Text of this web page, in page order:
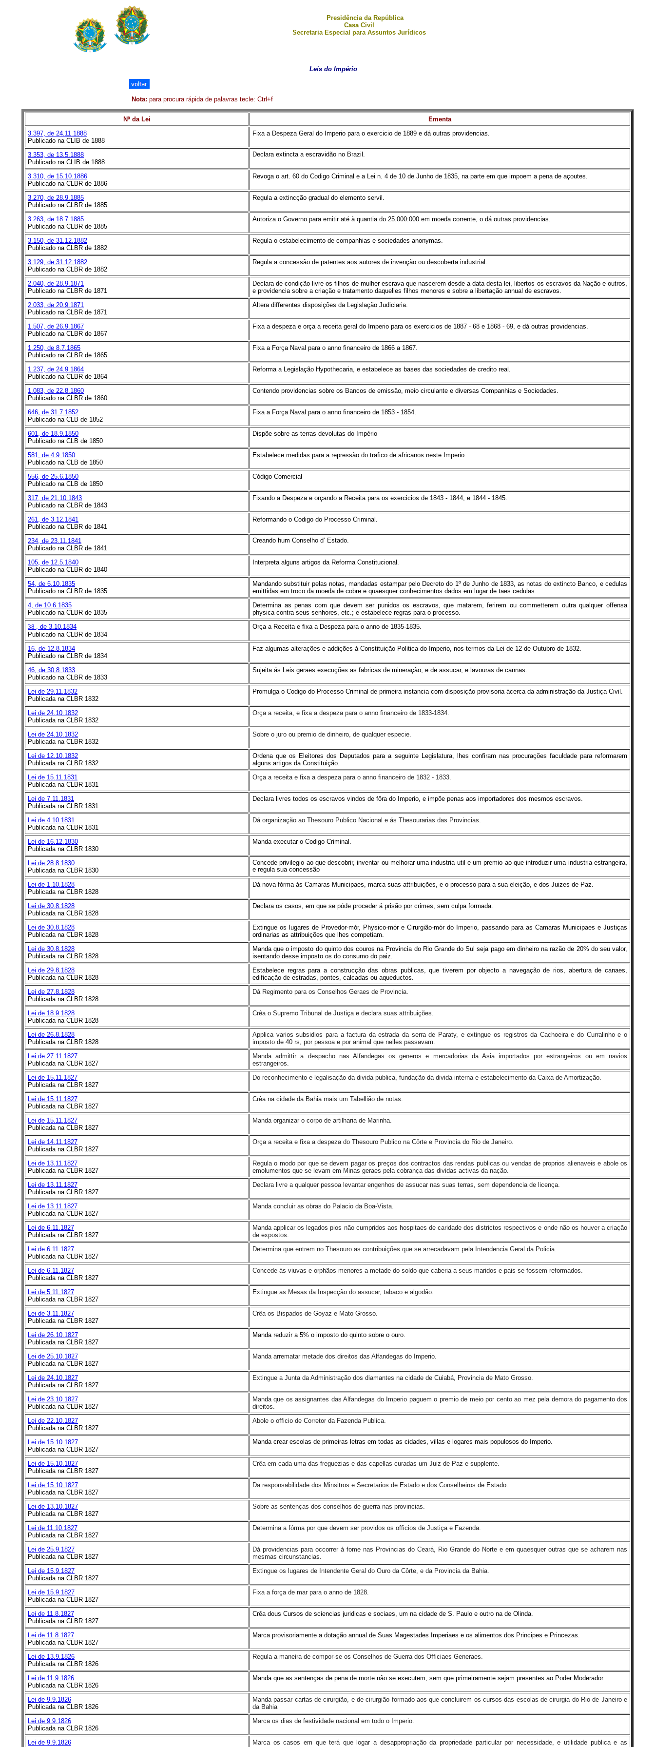
Presidência da República
Casa Civil
Secretaria Especial para Assuntos Jurídicos
Leis do Império
Nota: para procura rápida de palavras tecle: Ctrl+f
Nº da Lei
Ementa
3.397, de 24.11.1888
Publicado na CLIB de 1888
Fixa a Despeza Geral do Imperio para o exercicio de 1889 e dá outras providencias.
3.353, de 13.5.1888
Publicado na CLIB de 1888
Declara extincta a escravidão no Brazil.
3.310, de 15.10.1886
Publicado na CLBR de 1886
Revoga o art. 60 do Codigo Criminal e a Lei n. 4 de 10 de Junho de 1835, na parte em que impoem a pena de açoutes.
3.270, de 28.9.1885
Publicado na CLBR de 1885
Regula a extincção gradual do elemento servil.
3.263, de 18.7.1885
Publicado na CLBR de 1885
Autoriza o Governo para emitir até à quantia do 25.000:000 em moeda corrente, o dá outras providencias.
3.150, de 31.12.1882
Publicado na CLBR de 1882
Regula o estabelecimento de companhias e sociedades anonymas.
3.129, de 31.12.1882
Publicado na CLBR de 1882
Regula a concessão de patentes aos autores de invenção ou descoberta industrial.
2.040, de 28.9.1871
Publicado na CLBR de 1871
Declara de condição livre os filhos de mulher escrava que nascerem desde a data desta lei, libertos os escravos da Nação e outros,
e providencia sobre a criação e tratamento daquelles filhos menores e sobre a libertação annual de escravos.
2.033, de 20.9.1871
Publicado na CLBR de 1871
Altera differentes disposições da Legislação Judiciaria.
1.507, de 26.9.1867
Publicado na CLBR de 1867
Fixa a despeza e orça a receita geral do Imperio para os exercicios de 1887 - 68 e 1868 - 69, e dá outras providencias.
1.250, de 8.7.1865
Publicado na CLBR de 1865
Fixa a Força Naval para o anno financeiro de 1866 a 1867.
1.237, de 24.9.1864
Publicado na CLBR de 1864
Reforma a Legislação Hypothecaria, e estabelece as bases das sociedades de credito real.
1.083, de 22.8.1860
Publicado na CLBR de 1860
Contendo providencias sobre os Bancos de emissão, meio circulante e diversas Companhias e Sociedades.
646, de 31.7.1852
Publicado na CLB de 1852
Fixa a Força Naval para o anno financeiro de 1853 - 1854.
601, de 18.9.1850
Publicado na CLB de 1850
Dispõe sobre as terras devolutas do Império
581, de 4.9.1850
Publicado na CLB de 1850
Estabelece medidas para a repressão do trafico de africanos neste Imperio.
556, de 25.6.1850
Publicado na CLB de 1850
Código Comercial
317, de 21.10.1843
Publicado na CLBR de 1843
Fixando a Despeza e orçando a Receita para os exercicios de 1843 - 1844, e 1844 - 1845.
261, de 3.12.1841
Publicado na CLBR de 1841
Reformando o Codigo do Processo Criminal.
234, de 23.11.1841
Publicado na CLBR de 1841
Creando hum Conselho d’ Estado.
105, de 12.5.1840
Publicado na CLBR de 1840
Interpreta alguns artigos da Reforma Constitucional.
54, de 6.10.1835
Publicado na CLBR de 1835
Mandando substituir pelas notas, mandadas estampar pelo Decreto do 1º de Junho de 1833, as notas do extincto Banco, e cedulas
emittidas em troco da moeda de cobre e quaesquer conhecimentos dados em lugar de taes cedulas.
4, de 10.6.1835
Publicado na CLBR de 1835
Determina as penas com que devem ser punidos os escravos, que matarem, ferirem ou commetterem outra qualquer offensa
physica contra seus senhores, etc.; e estabelece regras para o processo.
38
, de 3.10.1834
Publicado na CLBR de 1834
Orça a Receita e fixa a Despeza para o anno de 1835-1835.
16, de 12.8.1834
Publicado na CLBR de 1834
Faz algumas alterações e addições á Constituição Politica do Imperio, nos termos da Lei de 12 de Outubro de 1832.
46, de 30.8.1833
Publicado na CLBR de 1833
Sujeita ás Leis geraes execuções as fabricas de mineração, e de assucar, e lavouras de cannas.
Lei de 29.11.1832
Publicada na CLBR 1832
Promulga o Codigo do Processo Criminal de primeira instancia com disposição provisoria ácerca da administração da Justiça Civil.
Lei de 24.10.1832
Publicada na CLBR 1832
Orça a receita, e fixa a despeza para o anno financeiro de 1833-1834.
Lei de 24.10.1832
Publicada na CLBR 1832
Sobre o juro ou premio de dinheiro, de qualquer especie.
Lei de 12.10.1832
Publicada na CLBR 1832
Ordena que os Eleitores dos Deputados para a seguinte Legislatura, lhes confiram nas procurações faculdade para reformarem
alguns artigos da Constituição.
Lei de 15.11.1831
Publicada na CLBR 1831
Orça a receita e fixa a despeza para o anno financeiro de 1832 - 1833.
Lei de 7.11.1831
Publicada na CLBR 1831
Declara livres todos os escravos vindos de fôra do Imperio, e impõe penas aos importadores dos mesmos escravos.
Lei de 4.10.1831
Publicada na CLBR 1831
Dá organização ao Thesouro Publico Nacional e ás Thesourarias das Provincias.
Lei de 16.12.1830
Publicada na CLBR 1830
Manda executar o Codigo Criminal.
Lei de 28.8.1830
Publicada na CLBR 1830
Concede privilegio ao que descobrir, inventar ou melhorar uma industria util e um premio ao que introduzir uma industria estrangeira,
e regula sua concessão
Lei de 1.10.1828
Publicada na CLBR 1828
Dá nova fórma ás Camaras Municipaes, marca suas attribuições, e o processo para a sua eleição, e dos Juizes de Paz.
Lei de 30.8.1828
Publicada na CLBR 1828
Declara os casos, em que se póde proceder á prisão por crimes, sem culpa formada.
Lei de 30.8.1828
Publicada na CLBR 1828
Extingue os lugares de Provedor-mór, Physico-mór e Cirurgião-mór do Imperio, passando para as Camaras Municipaes e Justiças
ordinarias as attribuições que lhes competiam.
Lei de 30.8.1828
Publicada na CLBR 1828
Manda que o imposto do quinto dos couros na Provincia do Rio Grande do Sul seja pago em dinheiro na razão de 20% do seu valor,
isentando desse imposto os do consumo do paiz.
Lei de 29.8.1828
Publicada na CLBR 1828
Estabelece regras para a construcção das obras publicas, que tiverem por objecto a navegação de rios, abertura de canaes,
edificação de estradas, pontes, calcadas ou aqueductos.
Lei de 27.8.1828
Publicada na CLBR 1828
Dá Regimento para os Conselhos Geraes de Provincia.
Lei de 18.9.1828
Publicada na CLBR 1828
Crêa o Supremo Tribunal de Justiça e declara suas attribuições.
Lei de 26.8.1828
Publicada na CLBR 1828
Applica varios subsidios para a factura da estrada da serra de Paraty, e extingue os registros da Cachoeira e do Curralinho e o
imposto de 40 rs, por pessoa e por animal que nelles passavam.
Lei de 27.11.1827
Publicada na CLBR 1827
Manda admittir a despacho nas Alfandegas os generos e mercadorias da Asia importados por estrangeiros ou em navios
estrangeiros.
Lei de 15.11.1827
Publicada na CLBR 1827
Do reconhecimento e legalisação da divida publica, fundação da divida interna e estabelecimento da Caixa de Amortização.
Lei de 15.11.1827
Publicada na CLBR 1827
Crêa na cidade da Bahia mais um Tabellião de notas.
Lei de 15.11.1827
Publicada na CLBR 1827
Manda organizar o corpo de artilharia de Marinha.
Lei de 14.11.1827
Publicada na CLBR 1827
Orça a receita e fixa a despeza do Thesouro Publico na Côrte e Provincia do Rio de Janeiro.
Lei de 13.11.1827
Publicada na CLBR 1827
Regula o modo por que se devem pagar os preços dos contractos das rendas publicas ou vendas de proprios alienaveis e abole os
emolumentos que se levam em Minas geraes pela cobrança das dividas activas da nação.
Lei de 13.11.1827
Publicada na CLBR 1827
Declara livre a qualquer pessoa levantar engenhos de assucar nas suas terras, sem dependencia de licença.
Lei de 13.11.1827
Publicada na CLBR 1827
Manda concluir as obras do Palacio da Boa-Vista.
Lei de 6.11.1827
Publicada na CLBR 1827
Manda applicar os legados pios não cumpridos aos hospitaes de caridade dos districtos respectivos e onde não os houver a criação
de expostos.
Lei de 6.11.1827
Publicada na CLBR 1827
Determina que entrem no Thesouro as contribuições que se arrecadavam pela Intendencia Geral da Policia.
Lei de 6.11.1827
Publicada na CLBR 1827
Concede ás viuvas e orphãos menores a metade do soldo que caberia a seus maridos e pais se fossem reformados.
Lei de 5.11.1827
Publicada na CLBR 1827
Extingue as Mesas da Inspecção do assucar, tabaco e algodão.
Lei de 3.11.1827
Publicada na CLBR 1827
Crêa os Bispados de Goyaz e Mato Grosso.
Lei de 26.10.1827
Publicada na CLBR 1827
Manda reduzir a 5% o imposto do quinto sobre o ouro.
Lei de 25.10.1827
Publicada na CLBR 1827
Manda arrematar metade dos direitos das Alfandegas do Imperio.
Lei de 24.10.1827
Publicada na CLBR 1827
Extingue a Junta da Administração dos diamantes na cidade de Cuiabá, Provincia de Mato Grosso.
Lei de 23.10.1827
Publicada na CLBR 1827
Manda que os assignantes das Alfandegas do Imperio paguem o premio de meio por cento ao mez pela demora do pagamento dos
direitos.
Lei de 22.10.1827
Publicada na CLBR 1827
Abole o officio de Corretor da Fazenda Publica.
Lei de 15.10.1827
Publicada na CLBR 1827
Manda crear escolas de primeiras letras em todas as cidades, villas e logares mais populosos do Imperio.
Lei de 15.10.1827
Publicada na CLBR 1827
Crêa em cada uma das freguezias e das capellas curadas um Juiz de Paz e supplente.
Lei de 15.10.1827
Publicada na CLBR 1827
Da responsabilidade dos Minsitros e Secretarios de Estado e dos Conselheiros de Estado.
Lei de 13.10.1827
Publicada na CLBR 1827
Sobre as sentenças dos conselhos de guerra nas provincias.
Lei de 11.10.1827
Publicada na CLBR 1827
Determina a fórma por que devem ser providos os officios de Justiça e Fazenda.
Lei de 25.9.1827
Publicada na CLBR 1827
Dá providencias para occorrer á fome nas Provincias do Ceará, Rio Grande do Norte e em quaesquer outras que se acharem nas
mesmas circunstancias.
Lei de 15.9.1827
Publicada na CLBR 1827
Extingue os lugares de Intendente Geral do Ouro da Côrte, e da Provincia da Bahia.
Lei de 15.9.1827
Publicada na CLBR 1827
Fixa a força de mar para o anno de 1828.
Lei de 11.8.1827
Publicada na CLBR 1827
Crêa dous Cursos de sciencias juridicas e sociaes, um na cidade de S. Paulo e outro na de Olinda.
Lei de 11.8.1827
Publicada na CLBR 1827
Marca provisoriamente a dotação annual de Suas Magestades Imperiaes e os alimentos dos Principes e Princezas.
Lei de 13.9.1826
Publicada na CLBR 1826
Regula a maneira de compor-se os Conselhos de Guerra dos Officiaes Generaes.
Lei de 11.9.1826
Publicada na CLBR 1826
Manda que as sentenças de pena de morte não se executem, sem que primeiramente sejam presentes ao Poder Moderador.
Lei de 9.9.1826
Publicada na CLBR 1826
Manda passar cartas de cirurgião, e de cirurgião formado aos que concluirem os cursos das escolas de cirurgia do Rio de Janeiro e
da Bahia
Lei de 9.9.1826
Publicada na CLBR 1826
Marca os dias de festividade nacional em todo o Imperio.
Lei de 9.9.1826
Marca os casos em que terá que logar a desappropriação da propriedade particular por necessidade, e utilidade publica e as